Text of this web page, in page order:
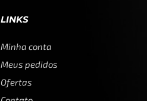
LINKS
Minha conta
Meus pedidos
Ofertas